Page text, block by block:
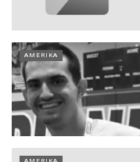
AMERIKA
AMERIKA